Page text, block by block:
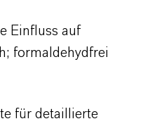
Einfluss auf
formaldehydfrei
für detaillierte